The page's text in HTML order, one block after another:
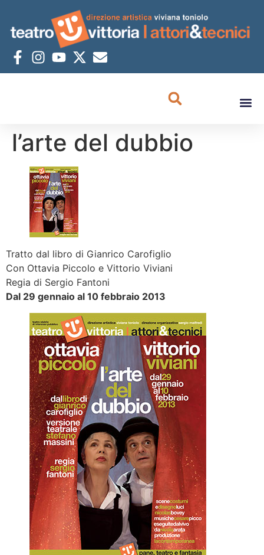
l’arte del dubbio
Tratto dal libro di Gianrico Carofiglio
Con Ottavia Piccolo e Vittorio Viviani
Regia di Sergio Fantoni
Dal 29 gennaio al 10 febbraio 2013